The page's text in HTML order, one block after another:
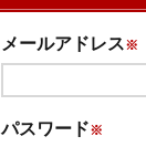
メールアドレス※
パスワード※